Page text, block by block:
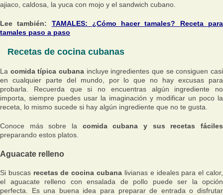
ajiaco, caldosa, la yuca con mojo y el sandwich cubano.
Lee también: TAMALES: ¿Cómo hacer tamales? Receta para
tamales paso a paso
Recetas de cocina cubanas
La comida típica cubana incluye ingredientes que se consiguen casi
en cualquier parte del mundo, por lo que no hay excusas para
probarla. Recuerda que si no encuentras algún ingrediente no
importa, siempre puedes usar la imaginación y modificar un poco la
receta, lo mismo sucede si hay algún ingrediente que no te gusta.
Conoce más sobre la comida cubana y sus recetas fáciles
preparando estos platos.
Aguacate relleno
Si buscas recetas de cocina cubana livianas e ideales para el calor,
el aguacate relleno con ensalada de pollo puede ser la opción
perfecta. Es una buena idea para preparar de entrada o disfrutar